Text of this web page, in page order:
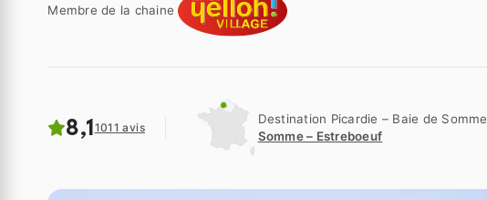
Membre de la chaine
8,11011 avis
Destination Picardie – Baie de Somme
Somme – Estreboeuf